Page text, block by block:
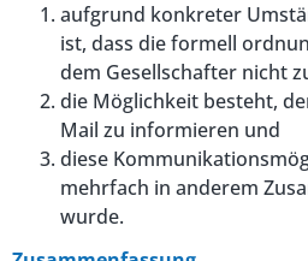
aufgrund konkreter
ist, dass die formell
dem Gesellschafter nicht
die Möglichkeit besteht,
Mail zu informieren und
diese
mehrfach in anderem
wurde.